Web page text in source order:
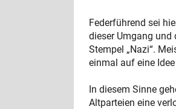
Federführend sei
dieser Umgang
Stempel „Nazi“.
einmal auf eine
In diesem Sinne
Altparteien eine